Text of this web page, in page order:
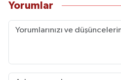
Yorumlar